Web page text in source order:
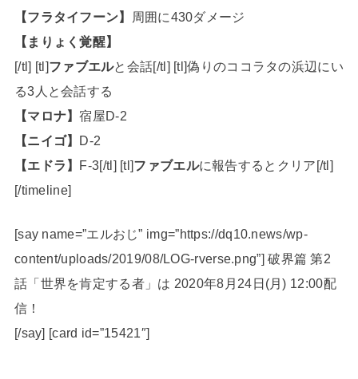
【フラタイフーン】
周囲に430ダメージ
【まりょく覚醒】
[/tl] [tl]ファブエルと会話[/tl] [tl]偽りのココラタの浜辺にい
る3人と会話する
【マロナ】宿屋D-2
【ニイゴ】 D-2
【エドラ】 F-3[/tl] [tl]ファブエルに報告するとクリア[/tl]
[/timeline]
[say name=”エルおじ” img=”https://dq10.news/wp-
content/uploads/2019/08/LOG-rverse.png”] 破界篇 第2
話「世界を肯定する者」は 2020年8月24日(月) 12:00配
信！
[/say] [card id=”15421″]